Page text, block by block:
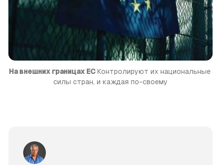
На внешних границах ЕС Контролируют их национальные
силы стран, и каждая по-своему